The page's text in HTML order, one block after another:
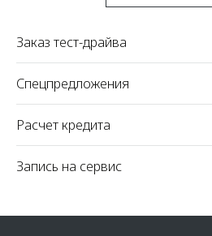
Заказ тест-драйва
Спецпредложения
Расчет кредита
Запись на сервис